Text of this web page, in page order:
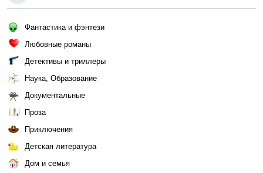
Фантастика и фэнтези
Любовные романы
Детективы и триллеры
Наука, Образование
Документальные
Проза
Приключения
Детская литература
Дом и семья